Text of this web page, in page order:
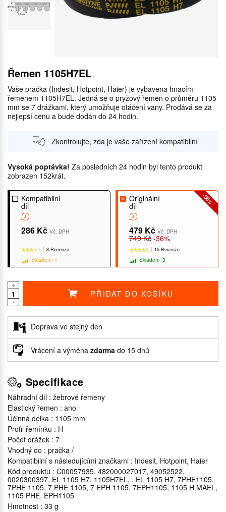
Řemen 1105H7EL
Vaše pračka (Indesit, Hotpoint, Haier) je vybavena hnacím
řemenem 1105H7EL. Jedná se o pryžový řemen o průměru 1105
mm se 7 drážkami, který umožňuje otáčení vany. Prodává se za
nejlepší cenu a bude dodán do 24 hodin.
Zkontrolujte, zda je vaše zařízení kompatibilní
Vysoká poptávka! Za posledních 24 hodin byl tento produkt
zobrazen 152krát.
Kompatibilní
díl
286 Kč Vč. DPH
8 Recenze
Skladem: 1
-36
%
Originální
díl
479 Kč Vč. DPH
749 Kč -36%
15 Recenze
Skladem: 3
+
-
PŘIDAT DO KOŠÍKU
Doprava ve stejný den
Vrácení a výměna zdarma do 15 dnů
Specifikace
Náhradní díl : žebrové řemeny
Elastický řemen : ano
Účinná délka : 1105 mm
Profil řemínku : H
Počet drážek : 7
Vhodný do : pračka /
Kompatibilní s následujícími značkami : Indesit, Hotpoint, Haier
Kód produktu : C00057935, 482000027017, 49052522,
0020300397, EL 1105 H7, 1105H7EL, , EL 1105 H7, 7PHE1105,
7PHE 1105, 7 PHE 1105, 7 EPH 1105, 7EPH1105, 1105 H MAEL,
1105 PHE, EPH1105
Hmotnost : 33 g